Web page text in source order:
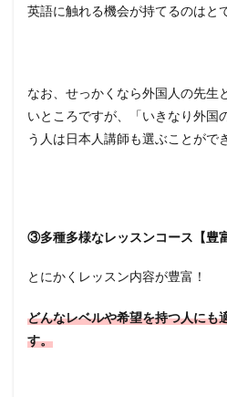
英語に触れる機会が持てるのはと
なお、せっかくなら外国人の先生
いところですが、「いきなり外国
う人は日本人講師も選ぶことがで
③多種多様なレッスンコース【豊
とにかくレッスン内容が豊富！
どんなレベルや希望を持つ人にも
す。